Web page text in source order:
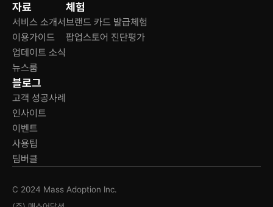
자료
서비스 소개서
이용가이드
업데이트 소식
뉴스룸
체험
브랜드 카드 발급체험
팝업스토어 진단평가
블로그
고객 성공사례
인사이트
이벤트
사용팁
팀버클
C 2024 Mass Adoption Inc.